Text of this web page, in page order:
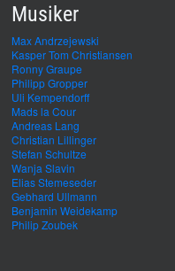
Musiker
Max Andrzejewski
Kasper Tom Christiansen
Ronny Graupe
Philipp Gropper
Uli Kempendorff
Mads la Cour
Andreas Lang
Christian Lillinger
Stefan Schultze
Wanja Slavin
Elias Stemeseder
Gebhard Ullmann
Benjamin Weidekamp
Philip Zoubek